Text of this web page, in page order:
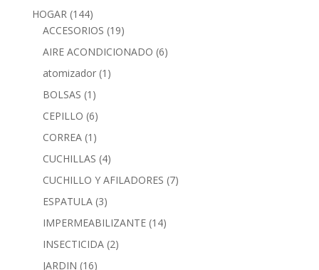
HOGAR (144)
ACCESORIOS (19)
AIRE ACONDICIONADO (6)
atomizador (1)
BOLSAS (1)
CEPILLO (6)
CORREA (1)
CUCHILLAS (4)
CUCHILLO Y AFILADORES (7)
ESPATULA (3)
IMPERMEABILIZANTE (14)
INSECTICIDA (2)
JARDIN (16)